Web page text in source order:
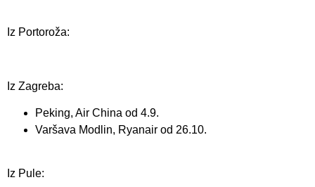
Iz Portoroža:
Iz Zagreba:
Peking, Air China od 4.9.
Varšava Modlin, Ryanair od 26.10.
Iz Pule: